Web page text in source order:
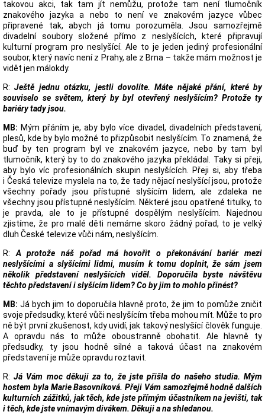
takovou akci, tak tam jít nemůžu, protože tam není tlumočník
znakového jazyka a nebo to není ve znakovém jazyce vůbec
připravené tak, abych já tomu porozuměla. Jsou samozřejmě
divadelní soubory složené přímo z neslyšících, které připravují
kulturní program pro neslyšící. Ale to je jeden jediný profesionální
soubor, který navíc není z Prahy, ale z Brna – takže mám možnost je
vidět jen málokdy.
R: Ještě jednu otázku, jestli dovolíte. Máte nějaké přání, které by
souviselo se světem, který by byl otevřený neslyšícím? Protože ty
bariéry tady jsou.
MB: Mým přáním je, aby bylo více divadel, divadelních představení,
plesů, kde by bylo možné to přizpůsobit neslyšícím. To znamená, že
buď by ten program byl ve znakovém jazyce, nebo by tam byl
tlumočník, který by to do znakového jazyka překládal. Taky si přeji,
aby bylo víc profesionálních skupin neslyšících. Přeji si, aby třeba
i Česká televize myslela na to, že tady nějací neslyšící jsou, protože
všechny pořady jsou přístupné slyšícím lidem, ale zdaleka ne
všechny jsou přístupné neslyšícím. Některé jsou opatřené titulky, to
je pravda, ale to je přístupné dospělým neslyšícím. Najednou
zjistíme, že pro malé děti nemáme skoro žádný pořad, to je velký
dluh České televize vůči nám, neslyšícím.
R: A protože náš pořad má hovořit o překonávání bariér mezi
neslyšícími a slyšícími lidmi, musím k tomu doplnit, že sám jsem
několik představení neslyšících viděl. Doporučila byste návštěvu
těchto představení i slyšícím lidem? Co by jim to mohlo přinést?
MB: Já bych jim to doporučila hlavně proto, že jim to pomůže zničit
svoje předsudky, které vůči neslyšícím třeba mohou mít. Může to pro
ně být první zkušenost, kdy uvidí, jak takový neslyšící člověk funguje.
A opravdu nás to může oboustranně obohatit. Ale hlavně ty
předsudky, ty jsou hodně silné a taková účast na znakovém
představení je může opravdu roztavit.
R:Já Vám moc děkuji za to, že jste přišla do našeho studia. Mým
hostem byla Marie Basovníková. Přeji Vám samozřejmě hodně dalších
kulturních zážitků, jak těch, kde jste přímým účastníkem na jevišti, tak
i těch, kde jste vnímavým divákem. Děkuji a na shledanou.